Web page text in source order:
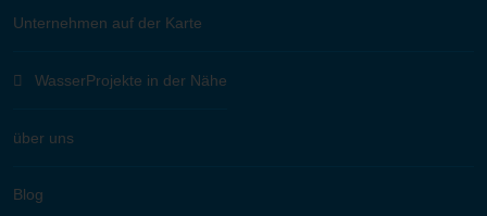
Unternehmen auf der Karte
WasserProjekte in der Nähe
über uns
Blog